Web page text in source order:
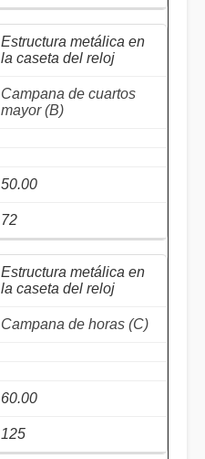
Estructura metálica en
la caseta del reloj
Campana de cuartos
mayor (B)
50.00
72
Estructura metálica en
la caseta del reloj
Campana de horas (C)
60.00
125